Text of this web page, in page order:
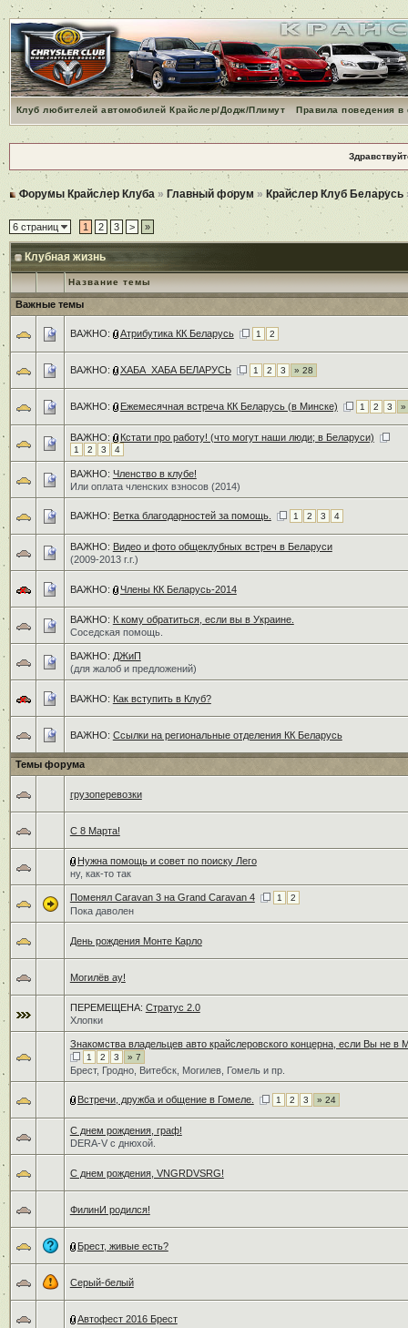
Клуб любителей автомобилей Крайслер/Додж/Плимут Правила поведения
Форумы Крайслер Клуба » Главный форум » Крайслер Клуб Беларусь
6 страниц 1 2 3 > »
Клубная жизнь
Название темы
Важные темы
ВАЖНО: Атрибутика КК Беларусь 1 2
ВАЖНО: ХАБА_ХАБА БЕЛАРУСЬ 1 2 3 » 28
ВАЖНО: Ежемесячная встреча КК Беларусь (в Минске) 1 2 3 »
ВАЖНО: Кстати про работу! (что могут наши люди; в Беларуси)
1 2 3 4
ВАЖНО: Членство в клубе!
Или оплата членских взносов (2014)
ВАЖНО: Ветка благодарностей за помощь. 1 2 3 4
ВАЖНО: Видео и фото общеклубных встреч в Беларуси
(2009-2013 г.г.)
ВАЖНО: Члены КК Беларусь-2014
ВАЖНО: К кому обратиться, если вы в Украине.
Соседская помощь.
ВАЖНО: ДЖиП
(для жалоб и предложений)
ВАЖНО: Как вступить в Клуб?
ВАЖНО: Ссылки на региональные отделения КК Беларусь
Темы форума
грузоперевозки
С 8 Марта!
Нужна помощь и совет по поиску Лего
ну, как-то так
Поменял Caravan 3 на Grand Caravan 4 1 2
Пока даволен
День рождения Монте Карло
Могилёв ау!
ПЕРЕМЕЩЕНА: Стратус 2.0
Хлопки
Знакомства владельцев авто крайслеровского концерна, если Вы не в
1 2 3 » 7
Брест, Гродно, Витебск, Могилев, Гомель и пр.
Встречи, дружба и общение в Гомеле. 1 2 3 » 24
C днем рождения, граф!
DERA-V с днюхой.
С днем рождения, VNGRDVSRG!
ФилинИ родился!
Брест, живые есть?
Серый-белый
Автофест 2016 Брест